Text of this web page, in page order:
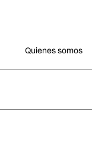
Quienes somos